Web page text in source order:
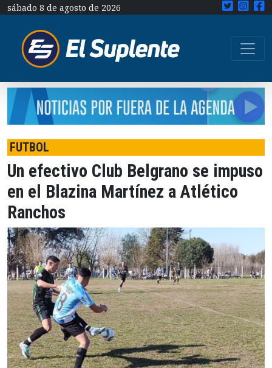
sábado 8 de agosto de 2026
FUTBOL
Un efectivo Club Belgrano se impuso
en el Blazina Martínez a Atlético
Ranchos